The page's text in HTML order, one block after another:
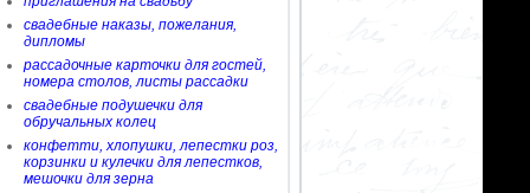
свадебные наказы, пожелания,
дипломы
рассадочные карточки для гостей,
номера столов, листы рассадки
свадебные подушечки для
обручальных колец
конфетти, хлопушки, лепестки роз,
корзинки и кулечки для лепестков,
мешочки для зерна